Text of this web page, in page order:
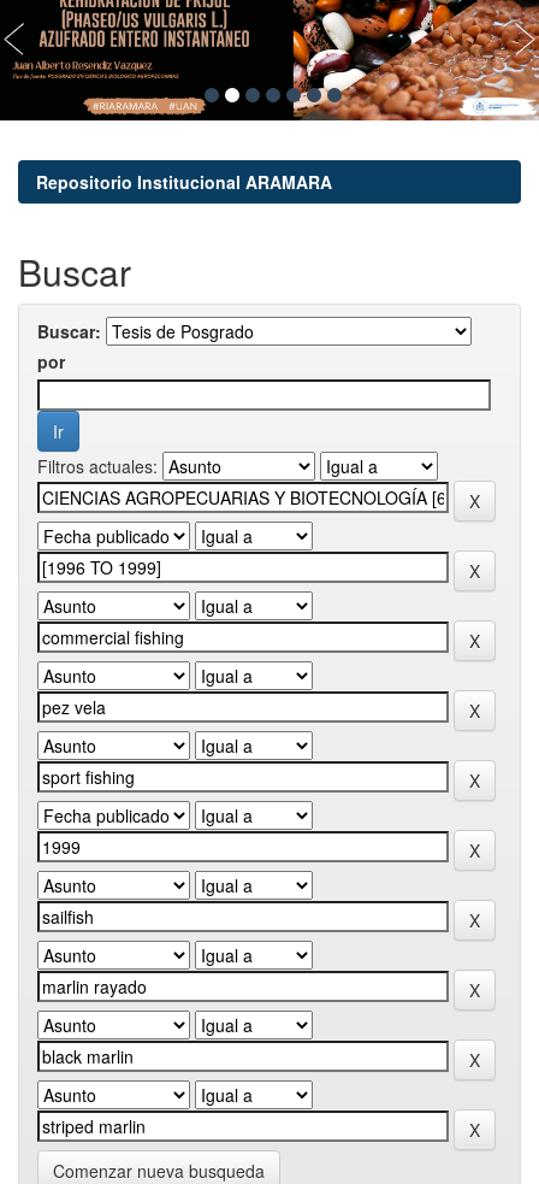
Repositorio Institucional ARAMARA
Buscar
Buscar:
por
Filtros actuales:
Comenzar nueva busqueda